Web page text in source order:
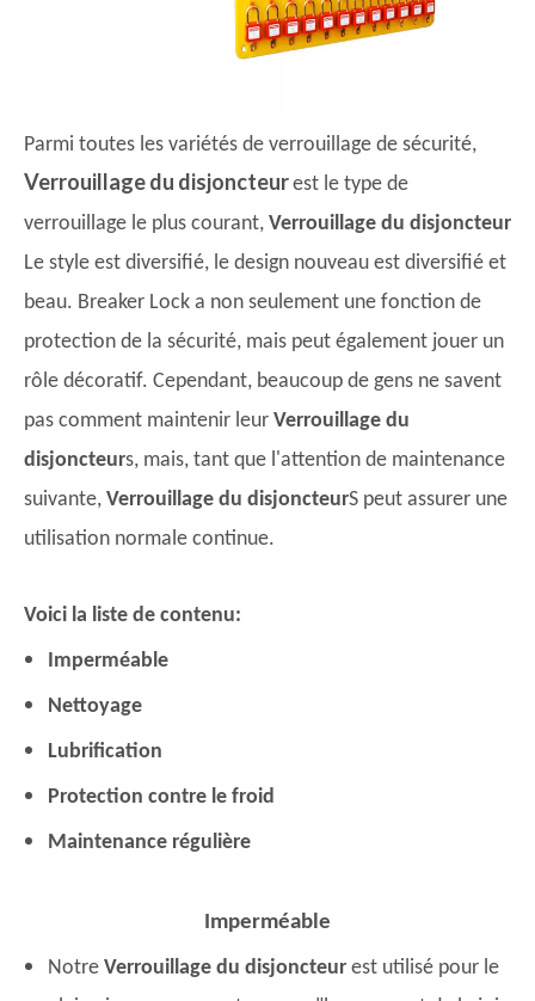
Parmi toutes les variétés de verrouillage de sécurité,
Verrouillage du disjoncteurest le type de
verrouillage le plus courant, Verrouillage du disjoncteur
Le style est diversifié, le design nouveau est diversifié et
beau. Breaker Lock a non seulement une fonction de
protection de la sécurité, mais peut également jouer un
rôle décoratif. Cependant, beaucoup de gens ne savent
pas comment maintenir leur Verrouillage du
disjoncteurs, mais, tant que l'attention de maintenance
suivante, Verrouillage du disjoncteurS peut assurer une
utilisation normale continue.
Voici la liste de contenu:
Imperméable
Nettoyage
Lubrification
Protection contre le froid
Maintenance régulière
Imperméable
Notre Verrouillage du disjoncteur est utilisé pour le